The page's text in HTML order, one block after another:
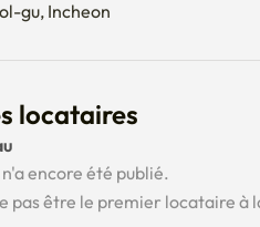
gu, Incheon
locataires
encore été publié.
pas être le premier locataire à